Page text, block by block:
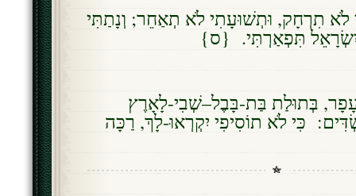
תִרְחָק, וּתְשׁוּעָתִי לֹא תְאַחֵר; וְנָתַתִּי
תִּפְאַרְתִּי. {ס}
בְּתוּלַת בַּת-בָּבֶל–שְׁבִי-לָאָרֶץ
כִּי לֹא תוֹסִיפִי יִקְרְאוּ-לָךְ, רַכָּה